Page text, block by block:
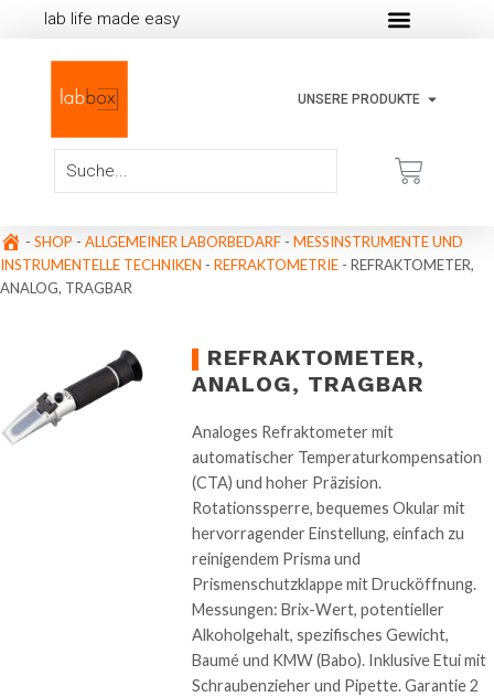
lab life made easy
UNSERE PRODUKTE
- SHOP - ALLGEMEINER LABORBEDARF - MESSINSTRUMENTE UND
INSTRUMENTELLE TECHNIKEN - REFRAKTOMETRIE - REFRAKTOMETER,
ANALOG, TRAGBAR
REFRAKTOMETER,
ANALOG, TRAGBAR
Analoges Refraktometer mit
automatischer Temperaturkompensation
(CTA) und hoher Präzision.
Rotationssperre, bequemes Okular mit
hervorragender Einstellung, einfach zu
reinigendem Prisma und
Prismenschutzklappe mit Drucköffnung.
Messungen: Brix-Wert, potentieller
Alkoholgehalt, spezifisches Gewicht,
Baumé und KMW (Babo). Inklusive Etui mit
Schraubenzieher und Pipette. Garantie 2